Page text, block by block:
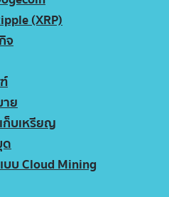
(XRP)
จ
าย
ก็บเหรียญ
ด
บบ Cloud Mining